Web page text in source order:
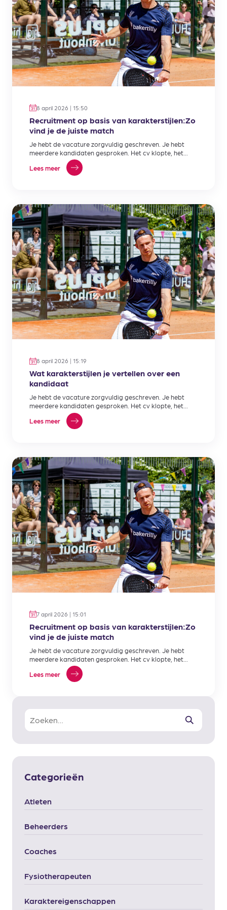
8 april 2026 | 15:50
Recruitment op basis van karakterstijlen:Zo
vind je de juiste match
Je hebt de vacature zorgvuldig geschreven. Je hebt
meerdere kandidaten gesproken. Het cv klopte, het
gesprek liep soepel,…
Lees meer
8 april 2026 | 15:19
Wat karakterstijlen je vertellen over een
kandidaat
Je hebt de vacature zorgvuldig geschreven. Je hebt
meerdere kandidaten gesproken. Het cv klopte, het
gesprek liep soepel,…
Lees meer
7 april 2026 | 15:01
Recruitment op basis van karakterstijlen:Zo
vind je de juiste match
Je hebt de vacature zorgvuldig geschreven. Je hebt
meerdere kandidaten gesproken. Het cv klopte, het
gesprek liep soepel,…
Lees meer
Zoeken
Categorieën
Atleten
Beheerders
Coaches
Fysiotherapeuten
Karaktereigenschappen